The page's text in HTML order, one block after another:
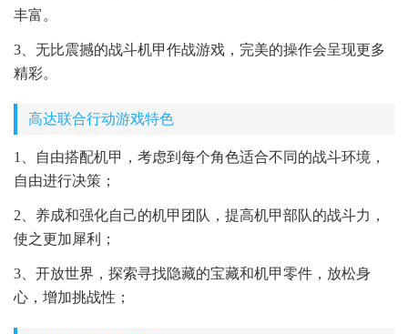
丰富。
3、无比震撼的战斗机甲作战游戏，完美的操作会呈现更多
精彩。
高达联合行动游戏特色
1、自由搭配机甲，考虑到每个角色适合不同的战斗环境，
自由进行决策；
2、养成和强化自己的机甲团队，提高机甲部队的战斗力，
使之更加犀利；
3、开放世界，探索寻找隐藏的宝藏和机甲零件，放松身
心，增加挑战性；